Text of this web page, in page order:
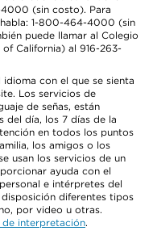
(sin costo). Para
1-800-464-4000 (sin
puede llamar al Colegio
California) al 916-263-
con el que se sienta
Los servicios de
de señas, están
del día, los 7 días de la
en todos los puntos
los amigos o los
usan los servicios de un
ayuda con el
e intérpretes del
diferentes tipos
por video u otras.
interpretación.